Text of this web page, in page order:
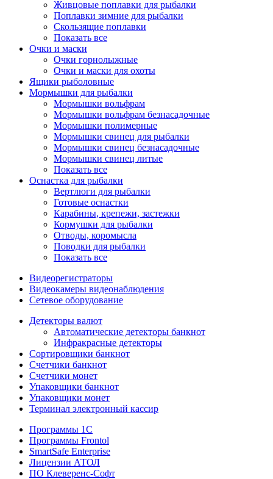
Живцовые поплавки для рыбалки
Поплавки зимние для рыбалки
Скользящие поплавки
Показать все
Очки и маски
Очки горнолыжные
Очки и маски для охоты
Ящики рыболовные
Мормышки для рыбалки
Мормышки вольфрам
Мормышки вольфрам безнасадочные
Мормышки полимерные
Мормышки свинец для рыбалки
Мормышки свинец безнасадочные
Мормышки свинец литые
Показать все
Оснастка для рыбалки
Вертлюги для рыбалки
Готовые оснастки
Карабины, крепежи, застежки
Кормушки для рыбалки
Отводы, коромысла
Поводки для рыбалки
Показать все
Видеорегистраторы
Видеокамеры видеонаблюдения
Сетевое оборудование
Детекторы валют
Автоматические детекторы банкнот
Инфракрасные детекторы
Сортировщики банкнот
Счетчики банкнот
Счетчики монет
Упаковщики банкнот
Упаковщики монет
Терминал электронный кассир
Программы 1C
Программы Frontol
SmartSafe Enterprise
Лицензии АТОЛ
ПО Клеверенс-Софт